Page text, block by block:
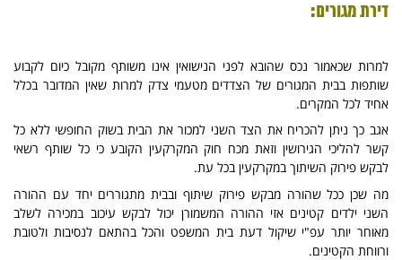
דירת מגורים:
למרות שכאמור נכס שהובא לפני הנישואין אינו משותף מקובל כיום לקבוע
שותפות בבית המגורים של הצדדים מטעמי צדק למרות שאין המדובר בכלל
אחיד לכל המקרים.
אגב כך ניתן להכריח את הצד השני למכור את הבית בשוק החופשי ללא כל
קשר להליכי הגירושין וזאת מכח חוק המקרקעין הקובע כי כל שותף רשאי
לבקש פירוק השיתוך במקרקעין בכל עת.
מה שכן ככל שהורה מבקש פירוק שיתוף ובבית מתגוררים יחד עם ההורה
השני ילדים קטינים אזי ההורה המשמורן יכול לבקש עיכוב במכירה לשלב
מאוחר יותר עפ"י שיקול דעת בית המשפט והכל בהתאם לנסיבות ולטובת
ורווחת הקטינים.